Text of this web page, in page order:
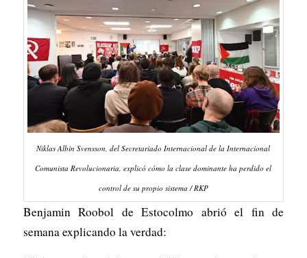
Niklas Albin Svensson, del Secretariado Internacional de la Internacional
Comunista Revolucionaria, explicó cómo la clase dominante ha perdido el
control de su propio sistema / RKP
Benjamin Roobol de Estocolmo abrió el fin de
semana explicando la verdad: